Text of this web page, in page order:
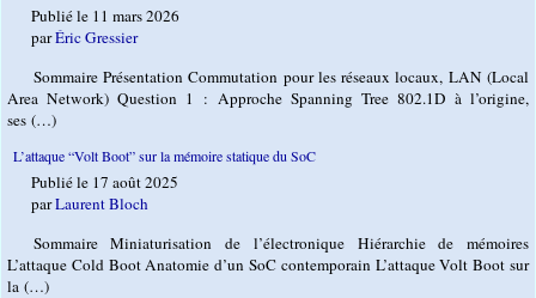
Publié le 11 mars 2026
parÉric Gressier
Sommaire Présentation Commutation pour les réseaux locaux, LAN (Local
Area Network) Question 1 : Approche Spanning Tree 802.1D à l’origine,
ses (…)
L’attaque “Volt Boot” sur la mémoire statique du SoC
Publié le 17 août 2025
parLaurent Bloch
Sommaire Miniaturisation de l’électronique Hiérarchie de mémoires
L’attaque Cold Boot Anatomie d’un SoC contemporain L’attaque Volt Boot sur
la (…)